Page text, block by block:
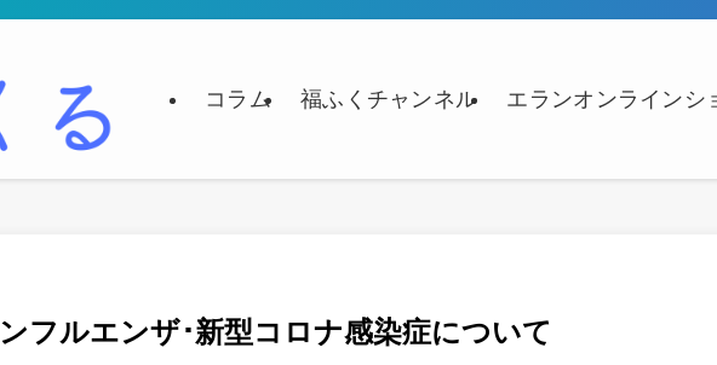
コラム 福ふくチャンネル エランオンラインシ
ルエンザ･新型コロナ感染症について